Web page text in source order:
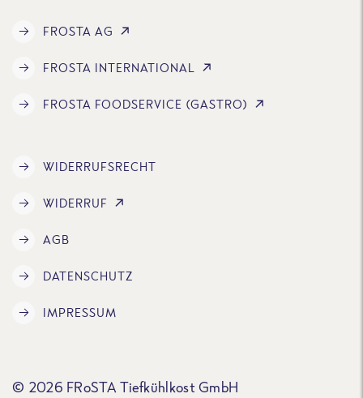
FROSTA AG
FROSTA INTERNATIONAL
FROSTA FOODSERVICE (GASTRO)
WIDERRUFSRECHT
WIDERRUF
AGB
DATENSCHUTZ
IMPRESSUM
© 2026 FRoSTA Tiefkühlkost GmbH